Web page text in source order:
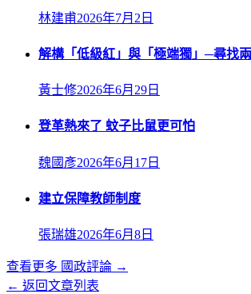
林建甫2026年7月2日
解構「低級紅」與「極端獨」─尋找
黃士修2026年6月29日
登革熱來了 蚊子比鼠更可怕
魏國彥2026年6月17日
建立保障教師制度
張瑞雄2026年6月8日
查看更多 國政評論 →
← 返回文章列表